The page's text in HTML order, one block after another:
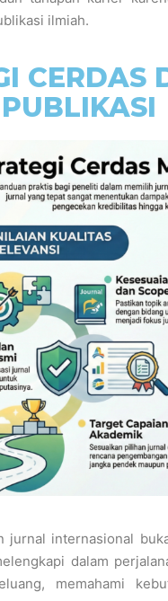
ilmiah.
CERDAS
jurnal internasional
dalam
memahami